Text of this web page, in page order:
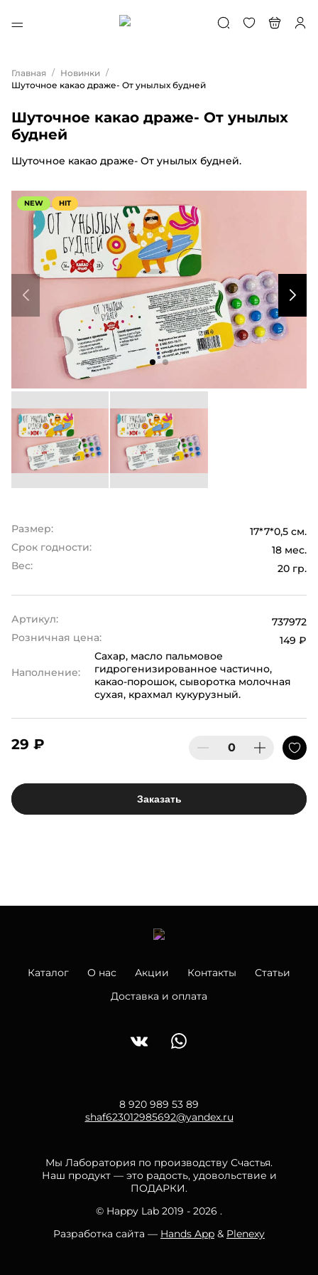
Главная / Новинки /
Шуточное какао драже- От унылых будней
Шуточное какао драже- От унылых
будней
Шуточное какао драже- От унылых будней.
NEW HIT
Размер:
17*7*0,5 см.
Срок годности:
18 мес.
Вес:
20 гр.
Артикул:
737972
Розничная цена:
149 ₽
Наполнение:
Сахар, масло пальмовое
гидрогенизированное частично,
какао-порошок, сыворотка молочная
сухая, крахмал кукурузный.
29 ₽
Заказать
Каталог О нас Акции Контакты
Статьи
Доставка и оплата
8 920 989 53 89
shaf623012985692@yandex.ru
Мы Лаборатория по производству Счастья.
Наш продукт — это радость, удовольствие и
ПОДАРКИ.
© Happy Lab 2019 - 2026 .
Разработка сайта — Hands App & Plenexy